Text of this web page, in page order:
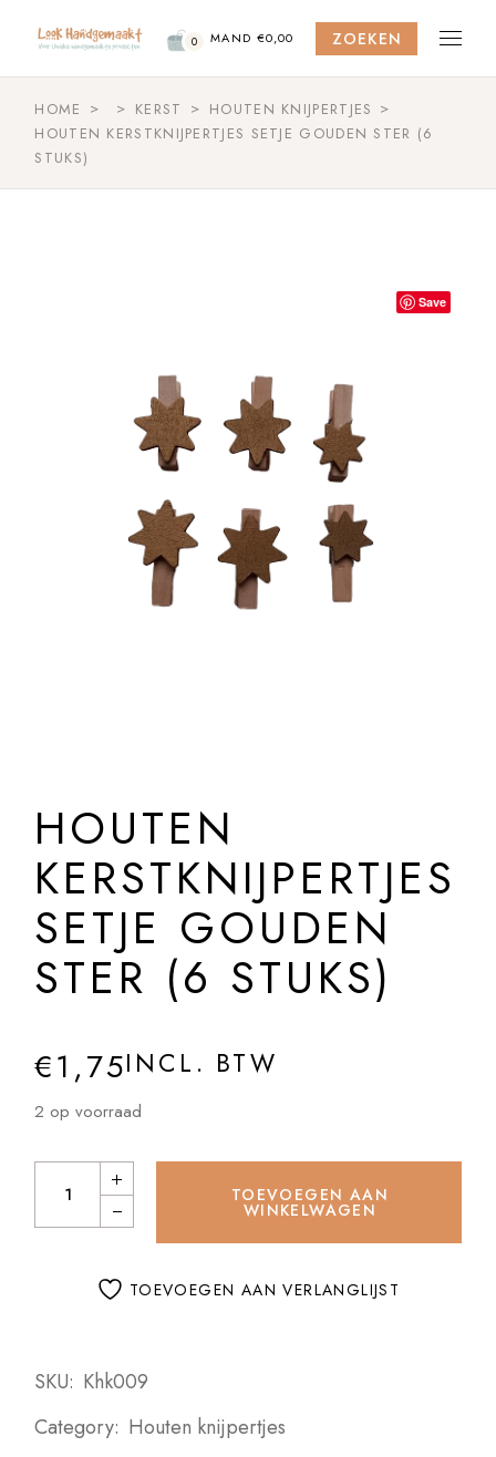
content
0 MAND €0,00 ZOEKEN
HOME KERST
HOUTEN KNIJPERTJES
HOUTEN KERSTKNIJPERTJES SETJE GOUDEN STER (6
STUKS)
Save
HOUTEN
KERSTKNIJPERTJES
SETJE GOUDEN
STER (6 STUKS)
€1,75INCL. BTW
2 op voorraad
Houten kerstknijpertjes Setje Gouden ster (6 stuks) quantity
TOEVOEGEN AAN
WINKELWAGEN
TOEVOEGEN AAN VERLANGLIJST
SKU: Khk009
Category: Houten knijpertjes